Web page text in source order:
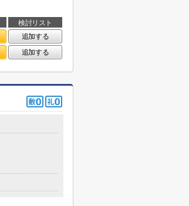
検討リスト
追加する
追加する